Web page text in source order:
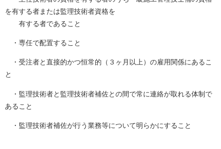
を有する者または監理技術者資格を
有する者であること
・専任で配置すること
・受注者と直接的かつ恒常的（３ヶ月以上）の雇用関係にあるこ
と
・監理技術者と監理技術者補佐との間で常に連絡が取れる体制で
あること
・監理技術者補佐が行う業務等について明らかにすること